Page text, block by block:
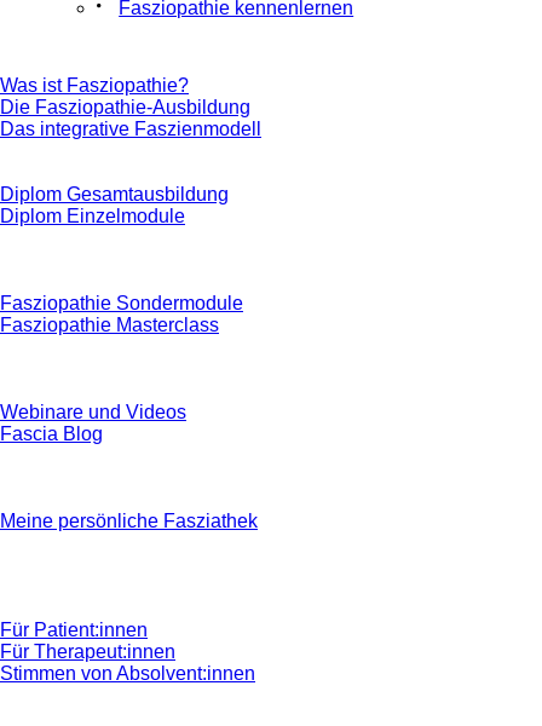
Fasziopathie kennenlernen
Was ist Fasziopathie?
Die Fasziopathie-Ausbildung
Das integrative Faszienmodell
Diplom Gesamtausbildung
Diplom Einzelmodule
Fasziopathie Sondermodule
Fasziopathie Masterclass
Webinare und Videos
Fascia Blog
Meine persönliche Fasziathek
Für Patient:innen
Für Therapeut:innen
Stimmen von Absolvent:innen